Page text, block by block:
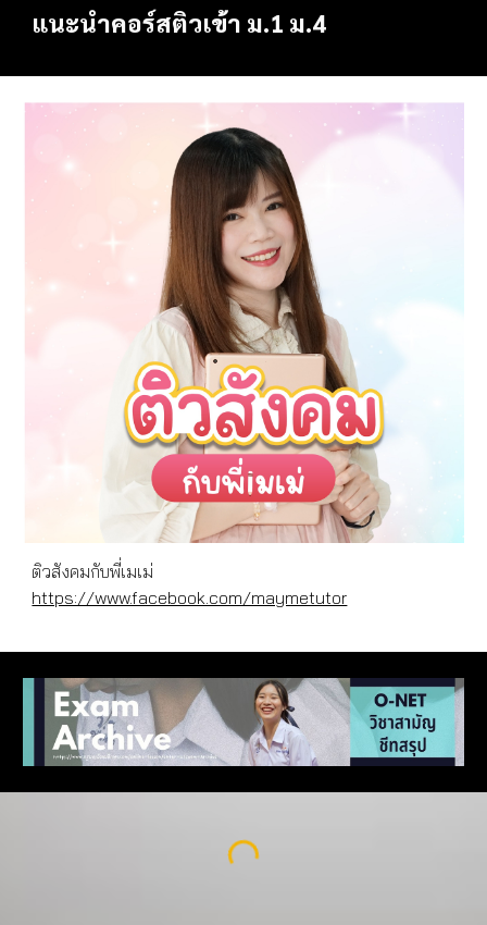
แนะนำคอร์สติวเข้า ม.1 ม.4
ติวสังคมกับพี่เมเม่
https://www.facebook.com/maymetutor